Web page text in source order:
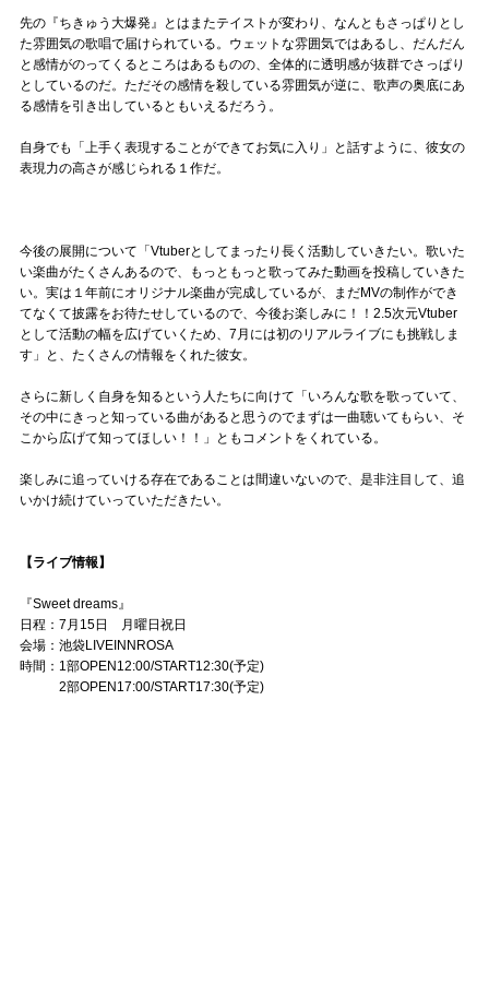
先の『ちきゅう大爆発』とはまたテイストが変わり、なんともさっぱりとし
た雰囲気の歌唱で届けられている。ウェットな雰囲気ではあるし、だんだん
と感情がのってくるところはあるものの、全体的に透明感が抜群でさっぱり
としているのだ。ただその感情を殺している雰囲気が逆に、歌声の奥底にあ
る感情を引き出しているともいえるだろう。
自身でも「上手く表現することができてお気に入り」と話すように、彼女の
表現力の高さが感じられる１作だ。
今後の展開について「Vtuberとしてまったり長く活動していきたい。歌いた
い楽曲がたくさんあるので、もっともっと歌ってみた動画を投稿していきた
い。実は１年前にオリジナル楽曲が完成しているが、まだMVの制作ができ
てなくて披露をお待たせしているので、今後お楽しみに！！2.5次元Vtuber
として活動の幅を広げていくため、7月には初のリアルライブにも挑戦しま
す」と、たくさんの情報をくれた彼女。
さらに新しく自身を知るという人たちに向けて「いろんな歌を歌っていて、
その中にきっと知っている曲があると思うのでまずは一曲聴いてもらい、そ
こから広げて知ってほしい！！」ともコメントをくれている。
楽しみに追っていける存在であることは間違いないので、是非注目して、追
いかけ続けていっていただきたい。
【ライブ情報】
『Sweet dreams』
日程：7月15日 月曜日祝日
会場：池袋LIVEINNROSA
時間：1部OPEN12:00/START12:30(予定)
2部OPEN17:00/START17:30(予定)